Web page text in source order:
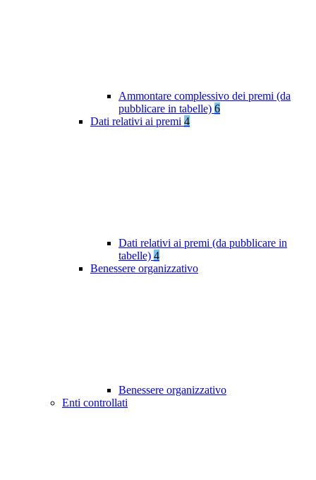
Ammontare complessivo dei premi (da
pubblicare in tabelle) 6
Dati relativi ai premi 4
Dati relativi ai premi (da pubblicare in
tabelle) 4
Benessere organizzativo
Benessere organizzativo
Enti controllati